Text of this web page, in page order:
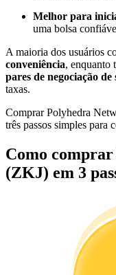
Análise de big
Guia
Guia para
Melhor para
uma bolsa
A maioria dos usuários
conveniência, enquanto
pares de negociação
taxas.
Comprar Polyhedra
três passos simples para
Como
(ZKJ) em 3